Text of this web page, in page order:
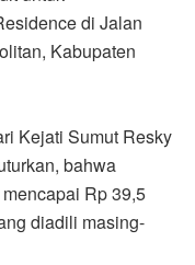
di Jalan
Kabupaten
Kejati Sumut Resky
bahwa
Rp 39,5
diadili masing-